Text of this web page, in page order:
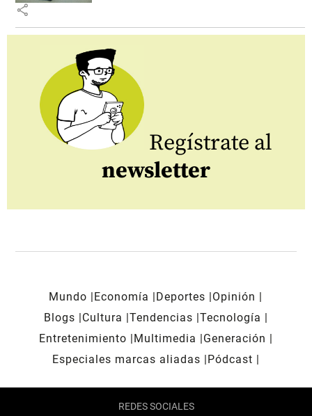
share
Regístrate al
newsletter
Mundo Economía Deportes
Opinión
Blogs
Cultura Tendencias Tecnología
Entretenimiento
Multimedia
Generación
Especiales marcas aliadas
Pódcast
REDES SOCIALES